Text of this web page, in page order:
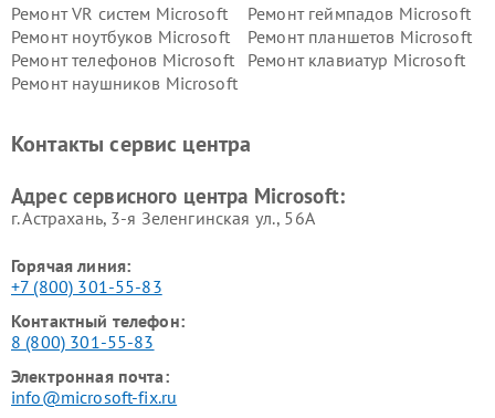
Ремонт VR систем Microsoft
Ремонт геймпадов Microsoft
Ремонт ноутбуков Microsoft
Ремонт планшетов Microsoft
Ремонт телефонов Microsoft
Ремонт клавиатур Microsoft
Ремонт наушников Microsoft
Контакты сервис центра
Адрес сервисного центра Microsoft:
г. Астрахань, 3-я Зеленгинская ул., 56А
Горячая линия:
+7 (800) 301-55-83
Контактный телефон:
8 (800) 301-55-83
Электронная почта:
info@microsoft-fix.ru